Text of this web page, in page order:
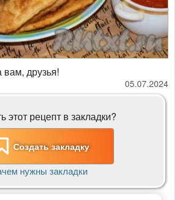
вам, друзья!
05.07.2024
этот рецепт в закладки?
Создать закладку
нужны закладки